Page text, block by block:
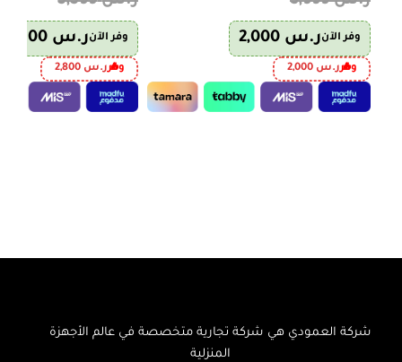
وفر الآنر.س
وفرر.س 2,000
وفر الآنر.س
وفرر.س 2,800
شركة العمودي هي شركة تجارية متخصصة في عالم الأجهزة
المنزلية